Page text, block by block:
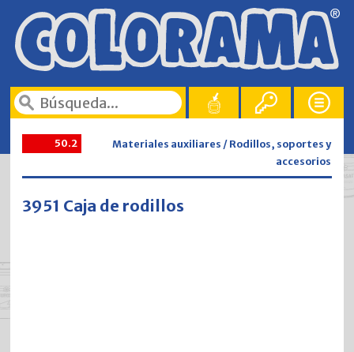
50.2
Materiales auxiliares / Rodillos, soportes y
accesorios
3951 Caja de rodillos